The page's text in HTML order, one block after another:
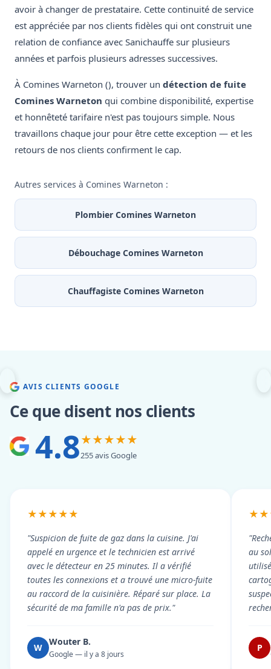
avoir à changer de prestataire. Cette continuité de service
est appréciée par nos clients fidèles qui ont construit une
relation de confiance avec Sanichauffe sur plusieurs
années et parfois plusieurs adresses successives.
À Comines Warneton (), trouver un détection de fuite
Comines Warneton qui combine disponibilité, expertise
et honnêteté tarifaire n'est pas toujours simple. Nous
travaillons chaque jour pour être cette exception — et les
retours de nos clients confirment le cap.
Autres services à Comines Warneton :
Plombier Comines Warneton
Débouchage Comines Warneton
Chauffagiste Comines Warneton
AVIS CLIENTS GOOGLE
Ce que disent nos clients
4.8★★★★★
255 avis Google
★★★★★
"Suspicion de fuite de gaz dans la cuisine. J'ai
appelé en urgence et le technicien est arrivé
avec le détecteur en 25 minutes. Il a vérifié
toutes les connexions et a trouvé une micro-fuite
au raccord de la cuisinière. Réparé sur place. La
sécurité de ma famille n'a pas de prix."
W
Wouter B.
Google — il y a 8 jours
au
P